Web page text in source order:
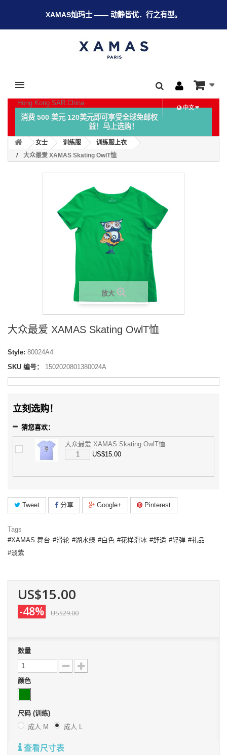
XAMAS灿玛士 —— 动静皆优．行之有型。
Hong Kong SAR China
中文
消费500 美元120美元即可享受全球免邮权
益！马上选购！
女士 训练服
训练服上衣
大众最爱 XAMAS Skating OwlT恤
放大
大众最爱 XAMAS Skating OwlT恤
Style: 80024A4
SKU 编号：
1502020801380024A
立刻选购！
猜您喜欢：
大众最爱 XAMAS Skating OwlT恤
US$15.00
Tweet 分享 Google+ Pinterest
Tags
XAMAS 舞台
滑轮 湖水绿 白色 花样滑冰 舒适 轻弹
礼品
淡紫
US$15.00
-48% US$29.00
数量
颜色
尺码 (训练)
成人 M
成人 L
查看尺寸表